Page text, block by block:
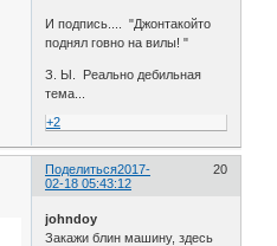
И подпись.... "Джонтакойто
поднял говно на вилы! "
З. Ы. Реально дебильная
тема...
+2
Поделиться 20
2017-
02-18 05:43:12
johndoy
Закажи блин машину, здесь